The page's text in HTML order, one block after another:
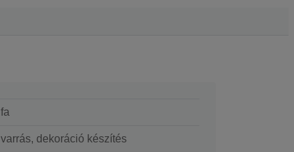
fa
varrás, dekoráció készítés